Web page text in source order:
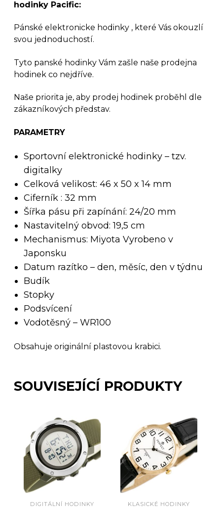
hodinky Pacific:
Pánské elektronicke hodinky , které Vás okouzlí
svou jednoduchostí.
Tyto panské hodinkyVám zašle naše prodejna
hodinek co nejdříve.
Naše priorita je, aby prodej hodinek proběhl dle
zákazníkových představ.
PARAMETRY
Sportovní elektronické hodinky – tzv.
digitalky
Celková velikost: 46 x 50 x 14 mm
Ciferník : 32 mm
Šířka pásu při zapínání: 24/20 mm
Nastavitelný obvod: 19,5 cm
Mechanismus: Miyota Vyrobeno v
Japonsku
Datum razítko – den, měsíc, den v týdnu
Budík
Stopky
Podsvícení
Vodotěsný – WR100
Obsahuje originální plastovou krabici.
SOUVISEJÍCÍ PRODUKTY
DIGITÁLNÍ HODINKY KLASICKÉ HODINKY